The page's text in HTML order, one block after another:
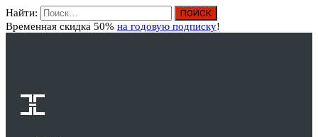
Найти:
Временная скидка 50% на годовую подписку!